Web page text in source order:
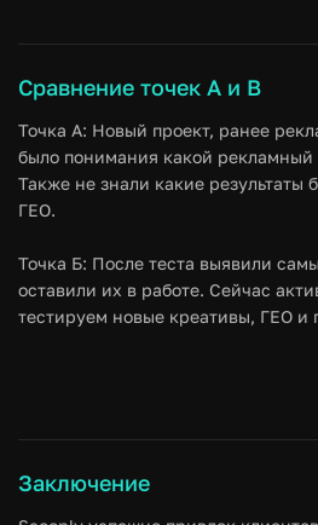
Сравнение точек A и B
Точка А: Новый проект, ранее
было понимания какой рекламный
Также не знали какие результаты
ГЕО.
Точка Б: После теста выявили
оставили их в работе. Сейчас
тестируем новые креативы, ГЕО и
Заключение